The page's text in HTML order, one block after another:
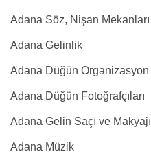
Adana Söz, Nişan Mekanları
Adana Gelinlik
Adana Düğün Organizasyon
Adana Düğün Fotoğrafçıları
Adana Gelin Saçı ve Makyajı
Adana Müzik